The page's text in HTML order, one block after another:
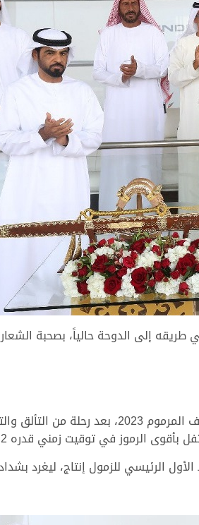
سيف المرموم 2023، الذي استقل الطائرة وفي طريقه إلى الدوحة
“الظبي” ملك منصور محمد منصور السيف الخيارين، كانت على الموعد مع
في توقيت زمني قدره 12:01:2 دقيقة.
الرئيسي للزمول إنتاج، ليغرد